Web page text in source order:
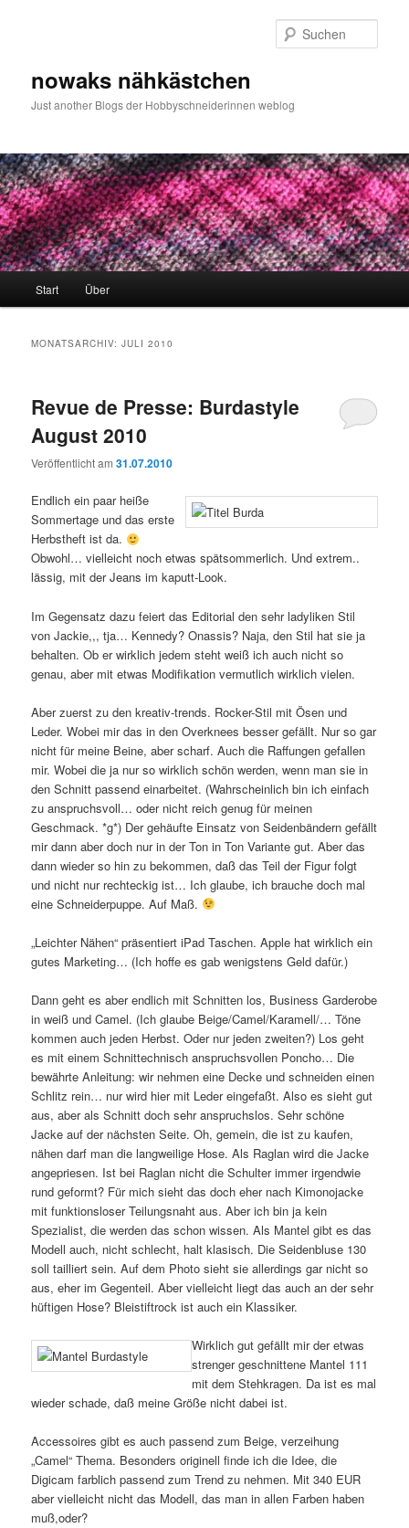
nowaks nähkästchen
Just another Blogs der Hobbyschneiderinnen weblog
Start Über
MONATSARCHIV:JULI 2010
Revue de Presse: Burdastyle
August 2010
Veröffentlicht am31.07.2010
Endlich ein paar heiße
Sommertage und das erste
Herbstheft ist da.
Obwohl… vielleicht noch etwas spätsommerlich. Und extrem..
lässig, mit der Jeans im kaputt-Look.
Im Gegensatz dazu feiert das Editorial den sehr ladyliken Stil
von Jackie,,, tja… Kennedy? Onassis? Naja, den Stil hat sie ja
behalten. Ob er wirklich jedem steht weiß ich auch nicht so
genau, aber mit etwas Modifikation vermutlich wirklich vielen.
Aber zuerst zu den kreativ-trends. Rocker-Stil mit Ösen und
Leder. Wobei mir das in den Overknees besser gefällt. Nur so gar
nicht für meine Beine, aber scharf. Auch die Raffungen gefallen
mir. Wobei die ja nur so wirklich schön werden, wenn man sie in
den Schnitt passend einarbeitet. (Wahrscheinlich bin ich einfach
zu anspruchsvoll… oder nicht reich genug für meinen
Geschmack. *g*) Der gehäufte Einsatz von Seidenbändern gefällt
mir dann aber doch nur in der Ton in Ton Variante gut. Aber das
dann wieder so hin zu bekommen, daß das Teil der Figur folgt
und nicht nur rechteckig ist… Ich glaube, ich brauche doch mal
eine Schneiderpuppe. Auf Maß.
„Leichter Nähen“ präsentiert iPad Taschen. Apple hat wirklich ein
gutes Marketing… (Ich hoffe es gab wenigstens Geld dafür.)
Dann geht es aber endlich mit Schnitten los, Business Garderobe
in weiß und Camel. (Ich glaube Beige/Camel/Karamell/… Töne
kommen auch jeden Herbst. Oder nur jeden zweiten?) Los geht
es mit einem Schnittechnisch anspruchsvollen Poncho… Die
bewährte Anleitung: wir nehmen eine Decke und schneiden einen
Schlitz rein… nur wird hier mit Leder eingefaßt. Also es sieht gut
aus, aber als Schnitt doch sehr anspruchslos. Sehr schöne
Jacke auf der nächsten Seite. Oh, gemein, die ist zu kaufen,
nähen darf man die langweilige Hose. Als Raglan wird die Jacke
angepriesen. Ist bei Raglan nicht die Schulter immer irgendwie
rund geformt? Für mich sieht das doch eher nach Kimonojacke
mit funktionsloser Teilungsnaht aus. Aber ich bin ja kein
Spezialist, die werden das schon wissen. Als Mantel gibt es das
Modell auch, nicht schlecht, halt klasisch. Die Seidenbluse 130
soll tailliert sein. Auf dem Photo sieht sie allerdings gar nicht so
aus, eher im Gegenteil. Aber vielleicht liegt das auch an der sehr
hüftigen Hose? Bleistiftrock ist auch ein Klassiker.
Wirklich gut gefällt mir der etwas
strenger geschnittene Mantel 111
mit dem Stehkragen. Da ist es mal
wieder schade, daß meine Größe nicht dabei ist.
Accessoires gibt es auch passend zum Beige, verzeihung
„Camel“ Thema. Besonders originell finde ich die Idee, die
Digicam farblich passend zum Trend zu nehmen. Mit 340 EUR
aber vielleicht nicht das Modell, das man in allen Farben haben
muß,oder?